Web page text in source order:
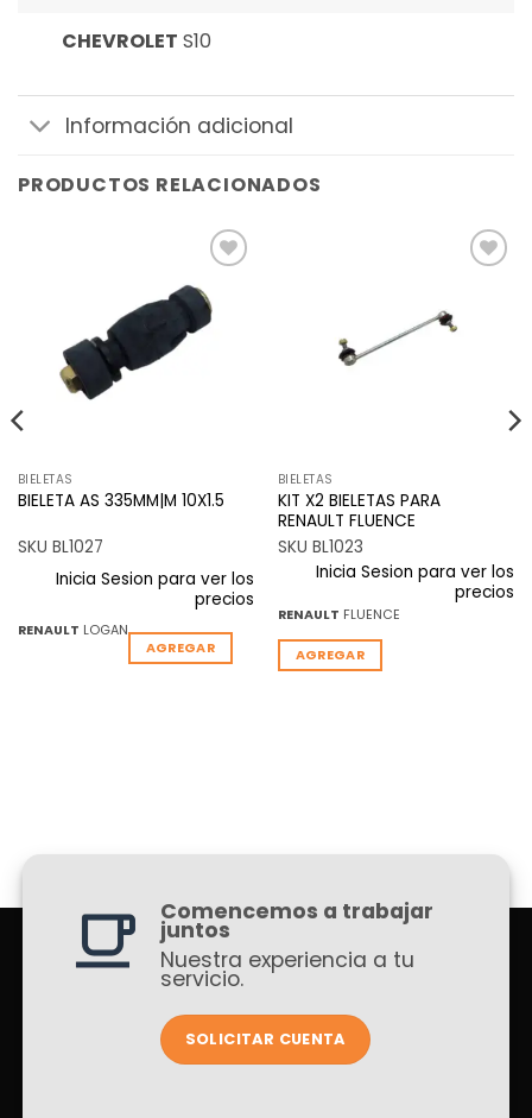
CHEVROLET S10
Información adicional
PRODUCTOS RELACIONADOS
Añadir
a la
lista de
deseos
BIELETAS
BIELETA AS 335MM|M 10X1.5
SKU BL1027
Inicia Sesion para ver los
precios
RENAULT LOGAN
AGREGAR
lista de
deseos
BIELETAS
KIT X2 BIELETAS PARA
RENAULT FLUENCE
SKU BL1023
Inicia Sesion para ver los
precios
RENAULT FLUENCE
AGREGAR
Comencemos a trabajar
juntos
Nuestra experiencia a tu
servicio.
SOLICITAR CUENTA